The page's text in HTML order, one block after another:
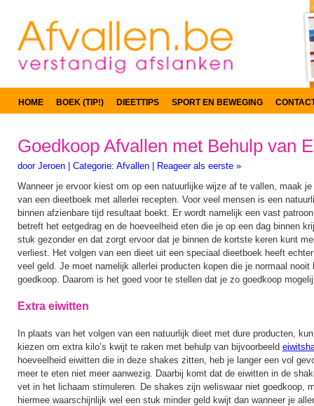
HOME BOEK (TIP!) DIEETTIPS SPORT EN BEWEGING
Goedkoop Afvallen met Behulp van
door Jeroen Categorie: Afvallen
Reageer als eerste »
Wanneer je ervoor kiest om op een natuurlijke wijze af te vallen, maak
van een dieetboek met allerlei recepten. Voor veel mensen is een
binnen afzienbare tijd resultaat boekt. Er wordt namelijk een vast
betreft het eetgedrag en de hoeveelheid eten die je op een dag binnen
stuk gezonder en dat zorgt ervoor dat je binnen de kortste keren kunt
verliest. Het volgen van een dieet uit een speciaal dieetboek heeft
veel geld. Je moet namelijk allerlei producten kopen die je normaal
goedkoop. Daarom is het goed voor te stellen dat je zo goedkoop
Extra eiwitten
In plaats van het volgen van een natuurlijk dieet met dure producten,
kiezen om extra kilo’s kwijt te raken met behulp van bijvoorbeeld
hoeveelheid eiwitten die in deze shakes zitten, heb je langer een vol
meer te eten niet meer aanwezig. Daarbij komt dat de eiwitten in de
vet in het lichaam stimuleren. De shakes zijn weliswaar niet goedkoop,
hiermee waarschijnlijk wel een stuk minder geld kwijt dan wanneer je